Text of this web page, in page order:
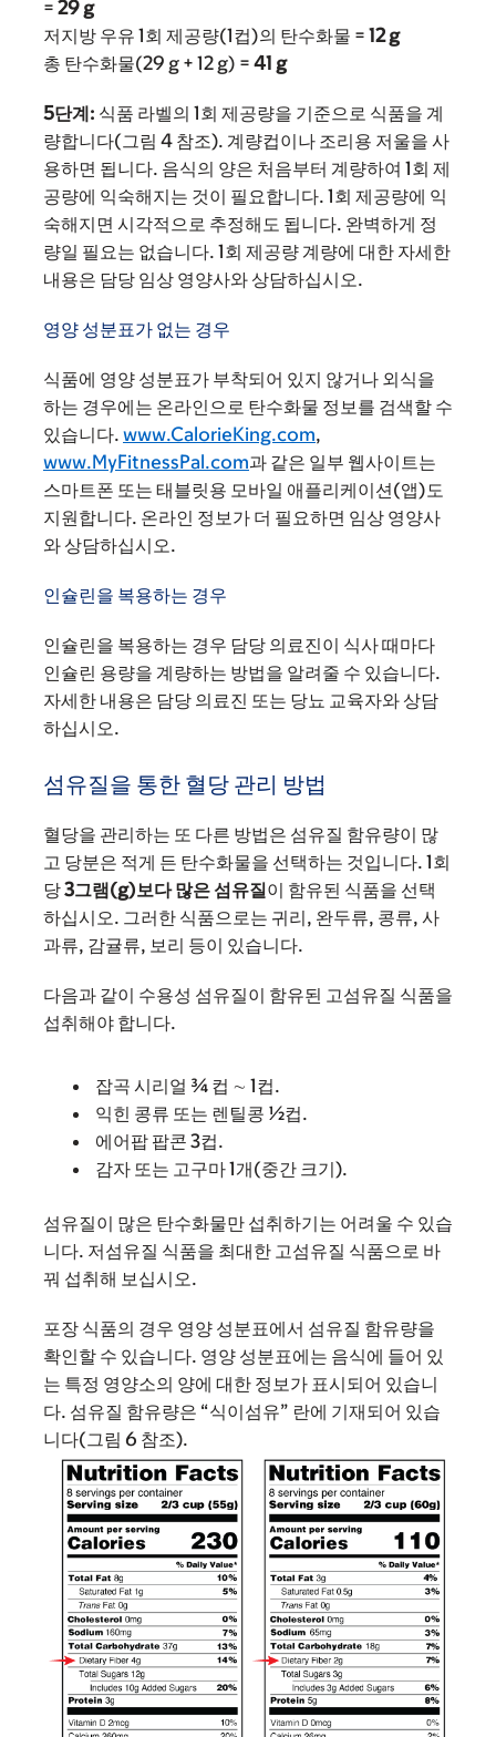
= 29 g
저지방 우유 1회 제공량(1컵)의 탄수화물 = 12 g
총 탄수화물(29 g + 12 g) = 41 g
5단계: 식품 라벨의 1회 제공량을 기준으로 식품을 계
량합니다(그림 4 참조). 계량컵이나 조리용 저울을 사
용하면 됩니다. 음식의 양은 처음부터 계량하여 1회 제
공량에 익숙해지는 것이 필요합니다. 1회 제공량에 익
숙해지면 시각적으로 추정해도 됩니다. 완벽하게 정
량일 필요는 없습니다. 1회 제공량 계량에 대한 자세한
내용은 담당 임상 영양사와 상담하십시오.
영양 성분표가 없는 경우
식품에 영양 성분표가 부착되어 있지 않거나 외식을
하는 경우에는 온라인으로 탄수화물 정보를 검색할 수
있습니다. www.CalorieKing.com,
www.MyFitnessPal.com과 같은 일부 웹사이트는
스마트폰 또는 태블릿용 모바일 애플리케이션(앱)도
지원합니다. 온라인 정보가 더 필요하면 임상 영양사
와 상담하십시오.
인슐린을 복용하는 경우
인슐린을 복용하는 경우 담당 의료진이 식사 때마다
인슐린 용량을 계량하는 방법을 알려줄 수 있습니다.
자세한 내용은 담당 의료진 또는 당뇨 교육자와 상담
하십시오.
섬유질을 통한 혈당 관리 방법
혈당을 관리하는 또 다른 방법은 섬유질 함유량이 많
고 당분은 적게 든 탄수화물을 선택하는 것입니다. 1회
당3그램(g)보다 많은 섬유질이 함유된 식품을 선택
하십시오. 그러한 식품으로는 귀리, 완두류, 콩류, 사
과류, 감귤류, 보리 등이 있습니다.
다음과 같이 수용성 섬유질이 함유된 고섬유질 식품을
섭취해야 합니다.
잡곡 시리얼 ¾ 컵 ∼ 1컵.
익힌 콩류 또는 렌틸콩 ½컵.
에어팝 팝콘 3컵.
감자 또는 고구마 1개(중간 크기).
섬유질이 많은 탄수화물만 섭취하기는 어려울 수 있습
니다. 저섬유질 식품을 최대한 고섬유질 식품으로 바
꿔 섭취해 보십시오.
포장 식품의 경우 영양 성분표에서 섬유질 함유량을
확인할 수 있습니다. 영양 성분표에는 음식에 들어 있
는 특정 영양소의 양에 대한 정보가 표시되어 있습니
다. 섬유질 함유량은 “식이섬유” 란에 기재되어 있습
니다(그림 6 참조).